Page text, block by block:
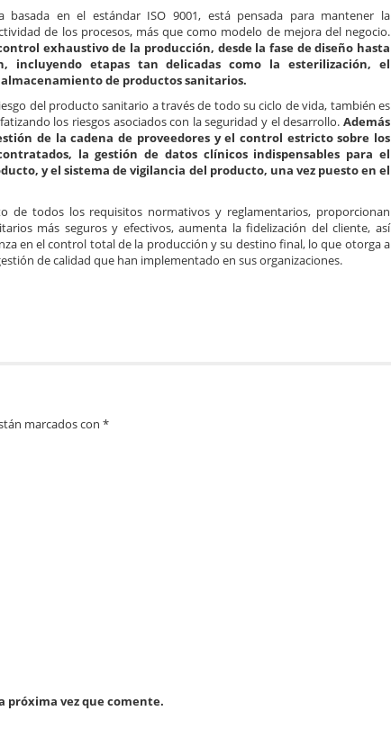
basada en el estándar ISO 9001, está pensada para mantener la
de los procesos, más que como modelo de mejora del negocio.
exhaustivo de la producción, desde la fase de diseño hasta
incluyendo etapas tan delicadas como la esterilización, el
almacenamiento de productos sanitarios.
del producto sanitario a través de todo su ciclo de vida, también es
los riesgos asociados con la seguridad y el desarrollo. Además
de la cadena de proveedores y el control estricto sobre los
la gestión de datos clínicos indispensables para el
y el sistema de vigilancia del producto, una vez puesto en el
de todos los requisitos normativos y reglamentarios, proporcionan
más seguros y efectivos, aumenta la fidelización del cliente, así
en el control total de la producción y su destino final, lo que otorga a
de calidad que han implementado en sus organizaciones.
marcados con*
próxima vez que comente.